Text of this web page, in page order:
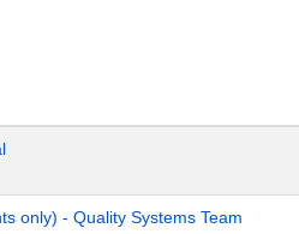
only) - Quality Systems Team